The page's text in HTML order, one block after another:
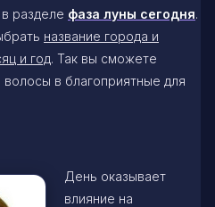
разделе фаза луны сегодня.
название города и
и год. Так вы сможете
волосы в благоприятные для
День оказывает
влияние на